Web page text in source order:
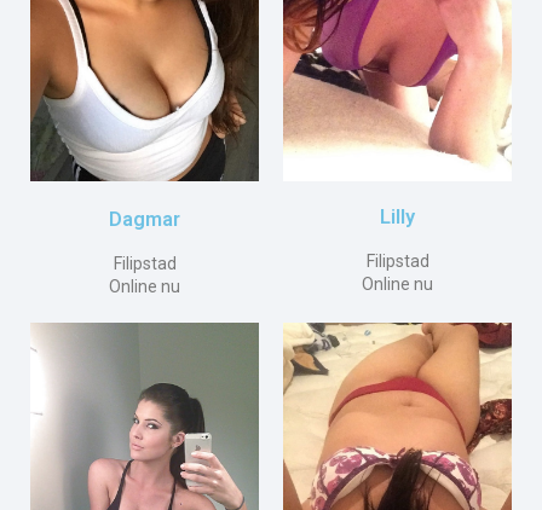
Dagmar
Filipstad
Online nu
Lilly
Filipstad
Online nu